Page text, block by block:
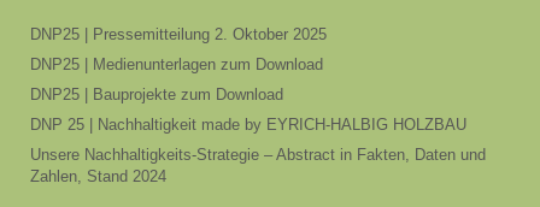
DNP25 | Pressemitteilung 2. Oktober 2025
DNP25 | Medienunterlagen zum Download
DNP25 | Bauprojekte zum Download
DNP 25 | Nachhaltigkeit made by EYRICH-HALBIG HOLZBAU
Unsere Nachhaltigkeits-Strategie – Abstract in Fakten, Daten und
Zahlen, Stand 2024